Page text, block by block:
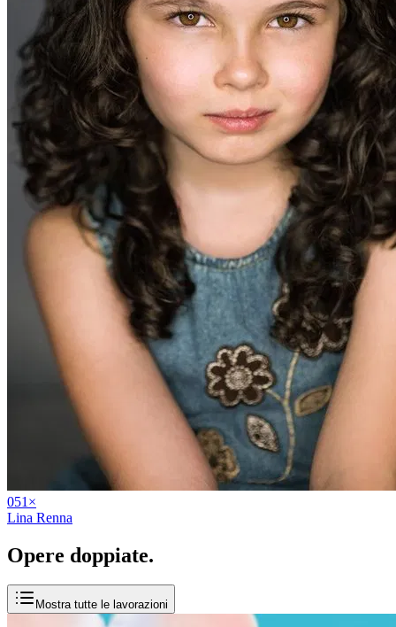
051 ×
Lina Renna
Opere doppiate.
Mostra tutte le lavorazioni